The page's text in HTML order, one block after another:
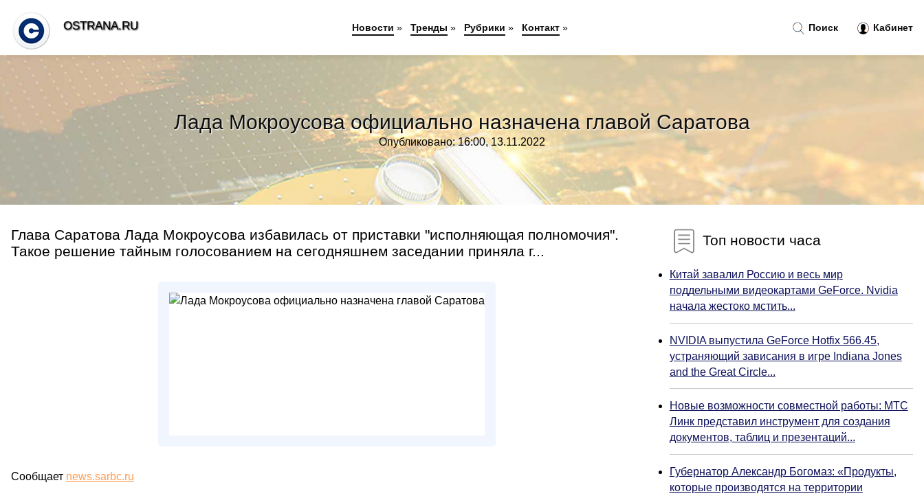
Лада Мокроусова официально назначена главой Саратова
Опубликовано: 16:00, 13.11.2022
Глава Саратова Лада Мокроусова избавилась от приставки "исполняющая полномочия".
Такое решение тайным голосованием на сегодняшнем заседании приняла г...
Сообщает news.sarbc.ru
Топ новости часа
Китай завалил Россию и весь мир
поддельными видеокартами GeForce. Nvidia
начала жестоко мстить...
NVIDIA выпустила GeForce Hotfix 566.45,
устраняющий зависания в игре Indiana Jones
and the Great Circle...
Новые возможности совместной работы: МТС
Линк представил инструмент для создания
документов, таблиц и презентаций...
Губернатор Александр Богомаз: «Продукты,
которые производятся на территории
Поиск Кабинет
OSTRANA.RU Новости » Тренды » Рубрики » Контакт»